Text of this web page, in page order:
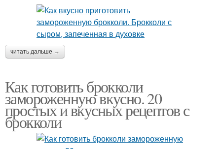
читать дальше →
Как готовить брокколи
замороженную вкусно. 20
простых и вкусных рецептов с
брокколи